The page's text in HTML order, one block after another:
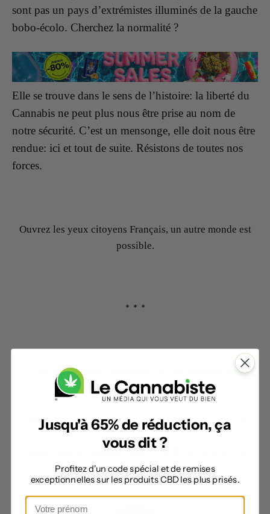
sont pas un pays d’extrémistes illuminés de la gauche
bobo-écolo. Cherchez la normalité ?
Elle se trouve dans le sens de l’histoire: la liberté du
Cannabis ne peut plus nous être prise au nom de
notre sécurité. C’est un mensonge, elle doit nous être
rendue: ici et tout de suite. Résistons de toutes nos
forces.
Ouvrez les yeux citoyens Français, un autre monde est
possible.
* * *
Commentaires, réactions:
Le Cannabiste sur
Facebook
/Twitter
Sources :Le Matin /// 24 Heures /// LFM
– Jean-pierre Ceccaldi pour The Blinc Group – Le
Cannabiste 2018 Tous droits réservés –
Jusqu'à 65% de réduction, ça
vous dit ?
Profitez d'un code spécial et de remises
exceptionnelles sur les produits CBD les plus prisés.